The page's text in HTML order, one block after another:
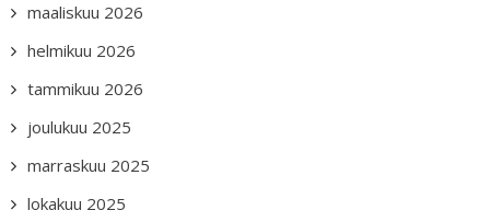
maaliskuu 2026
helmikuu 2026
tammikuu 2026
joulukuu 2025
marraskuu 2025
lokakuu 2025